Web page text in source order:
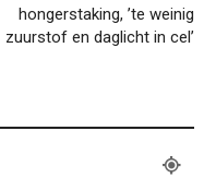
hongerstaking, ’te weinig
zuurstof en daglicht in cel’